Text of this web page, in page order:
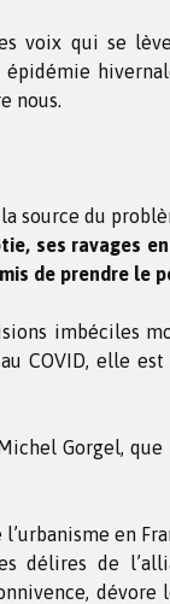
voix qui se
nous.
source du
ses ravages
de prendre le
imbéciles
COVID, elle
Gorgel,
en
délires de
dévore